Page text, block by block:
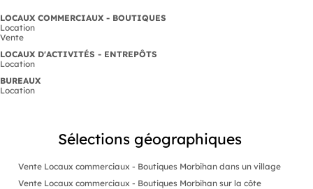
LOCAUX COMMERCIAUX - BOUTIQUES
Location
Vente
LOCAUX D'ACTIVITÉS - ENTREPÔTS
Location
BUREAUX
Location
Sélections géographiques
Vente Locaux commerciaux - Boutiques Morbihan dans un village
Vente Locaux commerciaux - Boutiques Morbihan sur la côte